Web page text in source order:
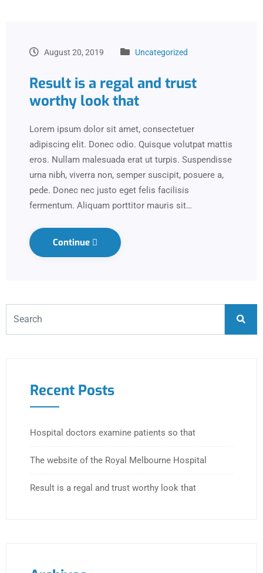
August 20, 2019 Uncategorized
Result is a regal and trust
worthy look that
Lorem ipsum dolor sit amet, consectetuer
adipiscing elit. Donec odio. Quisque volutpat mattis
eros. Nullam malesuada erat ut turpis. Suspendisse
urna nibh, viverra non, semper suscipit, posuere a,
pede. Donec nec justo eget felis facilisis
fermentum. Aliquam porttitor mauris sit…
Continue
Recent Posts
Hospital doctors examine patients so that
The website of the Royal Melbourne Hospital
Result is a regal and trust worthy look that